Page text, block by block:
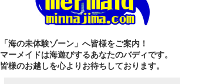
「海の未体験ゾーン」へ皆様をご案内！
マーメイドは海遊びするあなたのバディです。
皆様のお越しを心よりお待ちしております。